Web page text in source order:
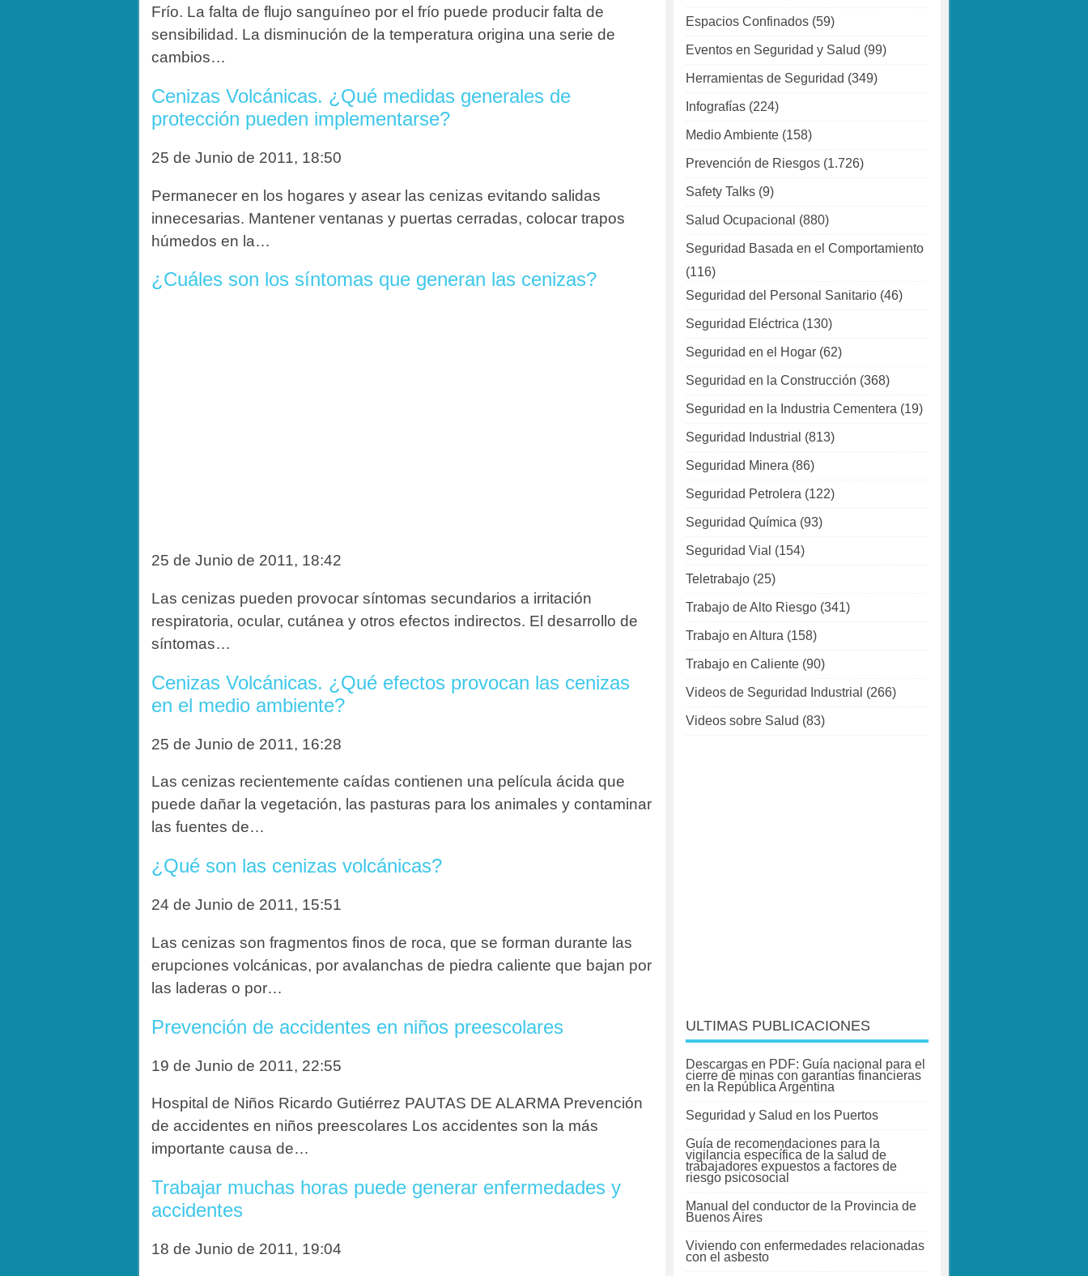
Frío. La falta de flujo sanguíneo por el frío puede producir falta de
sensibilidad. La disminución de la temperatura origina una serie de
cambios…
Cenizas Volcánicas. ¿Qué medidas generales de
protección pueden implementarse?
25 de Junio de 2011, 18:50
Permanecer en los hogares y asear las cenizas evitando salidas
innecesarias. Mantener ventanas y puertas cerradas, colocar trapos
húmedos en la…
¿Cuáles son los síntomas que generan las cenizas?
25 de Junio de 2011, 18:42
Las cenizas pueden provocar síntomas secundarios a irritación
respiratoria, ocular, cutánea y otros efectos indirectos. El desarrollo de
síntomas…
Cenizas Volcánicas. ¿Qué efectos provocan las cenizas
en el medio ambiente?
25 de Junio de 2011, 16:28
Las cenizas recientemente caídas contienen una película ácida que
puede dañar la vegetación, las pasturas para los animales y contaminar
las fuentes de…
¿Qué son las cenizas volcánicas?
24 de Junio de 2011, 15:51
Las cenizas son fragmentos finos de roca, que se forman durante las
erupciones volcánicas, por avalanchas de piedra caliente que bajan por
las laderas o por…
Prevención de accidentes en niños preescolares
19 de Junio de 2011, 22:55
Hospital de Niños Ricardo Gutiérrez PAUTAS DE ALARMA Prevención
de accidentes en niños preescolares Los accidentes son la más
importante causa de…
Trabajar muchas horas puede generar enfermedades y
accidentes
18 de Junio de 2011, 19:04
Espacios Confinados (59)
Eventos en Seguridad y Salud (99)
Herramientas de Seguridad (349)
Infografías (224)
Medio Ambiente (158)
Prevención de Riesgos (1.726)
Safety Talks (9)
Salud Ocupacional (880)
Seguridad Basada en el Comportamiento
(116)
Seguridad del Personal Sanitario (46)
Seguridad Eléctrica (130)
Seguridad en el Hogar (62)
Seguridad en la Construcción (368)
Seguridad en la Industria Cementera (19)
Seguridad Industrial (813)
Seguridad Minera (86)
Seguridad Petrolera (122)
Seguridad Química (93)
Seguridad Vial (154)
Teletrabajo (25)
Trabajo de Alto Riesgo (341)
Trabajo en Altura (158)
Trabajo en Caliente (90)
Videos de Seguridad Industrial (266)
Videos sobre Salud (83)
ULTIMAS PUBLICACIONES
Descargas en PDF: Guía nacional para el
cierre de minas con garantías financieras
en la República Argentina
Seguridad y Salud en los Puertos
Guía de recomendaciones para la
vigilancia específica de la salud de
trabajadores expuestos a factores de
riesgo psicosocial
Manual del conductor de la Provincia de
Buenos Aires
Viviendo con enfermedades relacionadas
con el asbesto